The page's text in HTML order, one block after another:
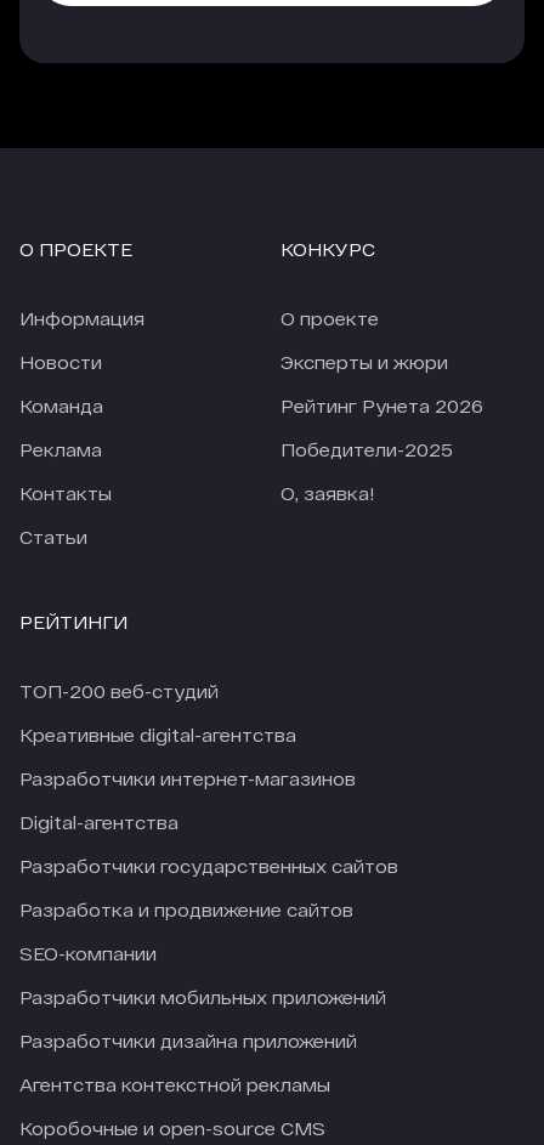
перед карантином). По отдельным источникам
снизилось только на 18,28%. В текущих реалиях
это просто прекрасный показатель.
О ПРОЕКТЕ
Информация
Новости
Команда
Реклама
Контакты
Статьи
РЕЙТИНГИ
ТОП-200 веб-студий
Креативные digital-агентства
Разработчики интернет-магазинов
Digital-агентства
Разработчики государственных сайтов
Разработка и продвижение сайтов
SEO-компании
Разработчики мобильных приложений
Разработчики дизайна приложений
Агентства контекстной рекламы
Коробочные и open-source CMS
КОНКУРС
О проекте
Эксперты и жюри
Рейтинг Рунета 2026
Победители-2025
О, заявка!